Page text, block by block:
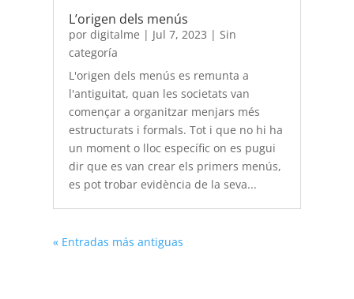
L’origen dels menús
pordigitalme | Jul 7, 2023 |Sin
categoría
L'origen dels menús es remunta a
l'antiguitat, quan les societats van
començar a organitzar menjars més
estructurats i formals. Tot i que no hi ha
un moment o lloc específic on es pugui
dir que es van crear els primers menús,
es pot trobar evidència de la seva...
« Entradas más antiguas